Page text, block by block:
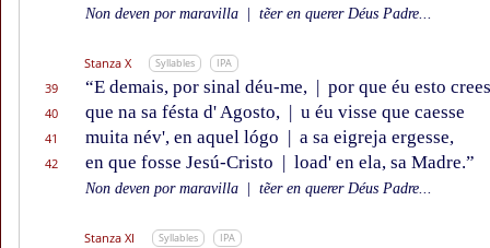
Non deven por maravilla tẽer en querer Déus Padre...
Stanza X Syllables IPA
39 “E demais, por sinal déu-me, | por que éu esto
40 que na sa fésta d' Agosto, | u éu visse que caesse
41 muita név', en aquel lógo | a sa eigreja ergesse,
42 en que fosse Jesú-Cristo | load' en ela, sa Madre.”
Non deven por maravilla tẽer en querer Déus Padre...
Stanza XI Syllables IPA